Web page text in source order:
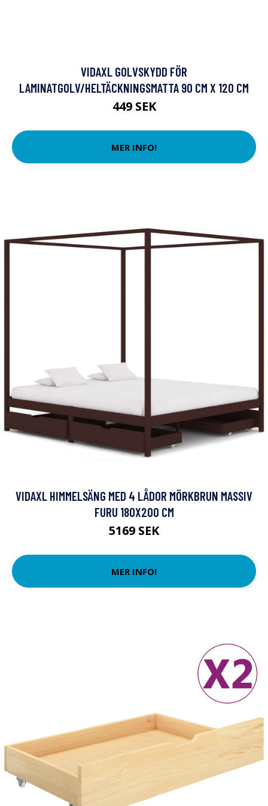
VIDAXL GOLVSKYDD FÖR
LAMINATGOLV/HELTÄCKNINGSMATTA 90 CM X 120 CM
449 SEK
MER INFO!
VIDAXL HIMMELSÄNG MED 4 LÅDOR MÖRKBRUN MASSIV
FURU 180X200 CM
5169 SEK
MER INFO!